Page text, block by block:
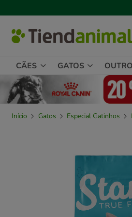
CÃES GATOS
Início Gatos Especial Gatinhos